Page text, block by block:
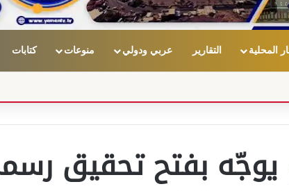
المحلية التقارير عربي ودولي منوعات كتابات
يوجّه بفتح تحقيق